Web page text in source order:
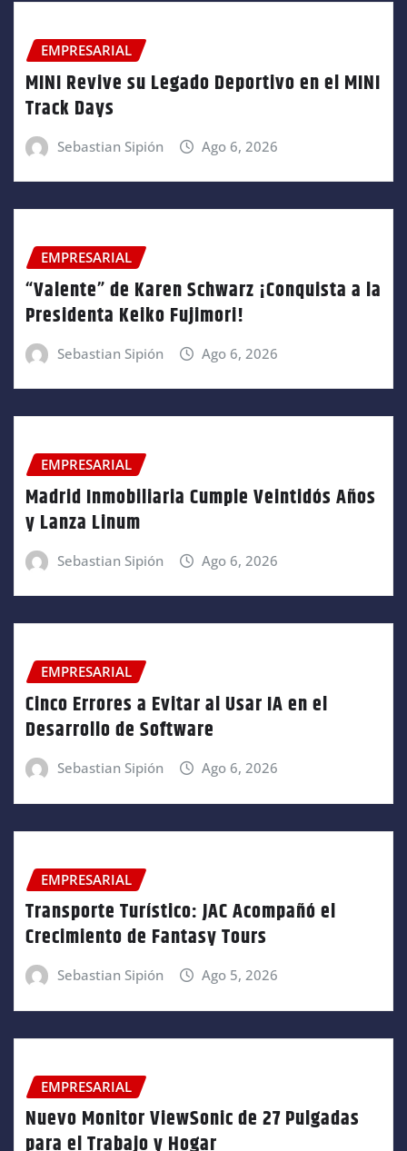
EMPRESARIAL
MINI Revive su Legado Deportivo en el MINI
Track Days
Sebastian Sipión Ago 6, 2026
EMPRESARIAL
“Valente” de Karen Schwarz ¡Conquista a la
Presidenta Keiko Fujimori!
Sebastian Sipión Ago 6, 2026
EMPRESARIAL
Madrid Inmobiliaria Cumple Veintidós Años
y Lanza Linum
Sebastian Sipión Ago 6, 2026
EMPRESARIAL
Cinco Errores a Evitar al Usar IA en el
Desarrollo de Software
Sebastian Sipión Ago 6, 2026
EMPRESARIAL
Transporte Turístico: JAC Acompañó el
Crecimiento de Fantasy Tours
Sebastian Sipión Ago 5, 2026
EMPRESARIAL
Nuevo Monitor ViewSonic de 27 Pulgadas